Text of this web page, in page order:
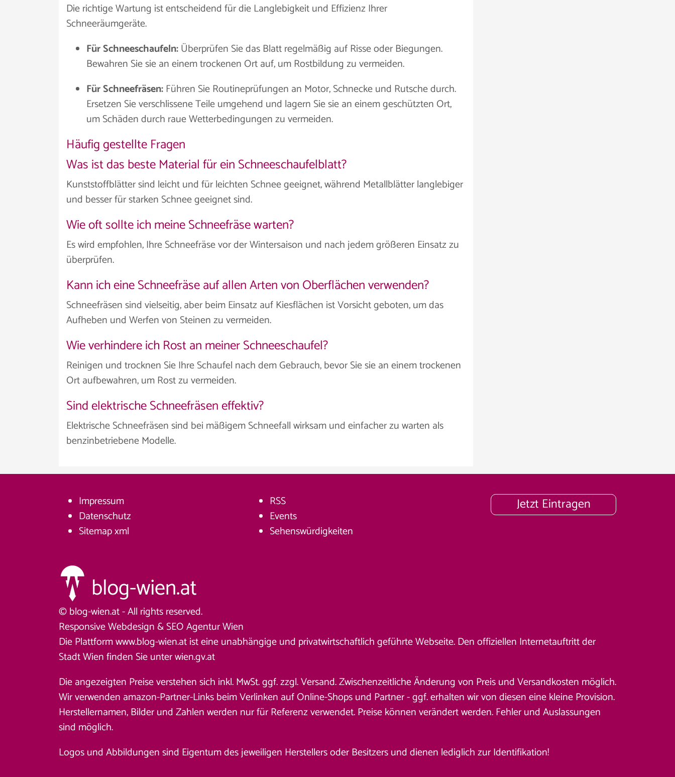
Die richtige Wartung ist entscheidend für die Langlebigkeit und Effizienz Ihrer
Schneeräumgeräte.
Für Schneeschaufeln:Überprüfen Sie das Blatt regelmäßig auf Risse oder Biegungen.
Bewahren Sie sie an einem trockenen Ort auf, um Rostbildung zu vermeiden.
Für Schneefräsen: Führen Sie Routineprüfungen an Motor, Schnecke und Rutsche durch.
Ersetzen Sie verschlissene Teile umgehend und lagern Sie sie an einem geschützten Ort,
um Schäden durch raue Wetterbedingungen zu vermeiden.
Häufig gestellte Fragen
Was ist das beste Material für ein Schneeschaufelblatt?
Kunststoffblätter sind leicht und für leichten Schnee geeignet, während Metallblätter langlebiger
und besser für starken Schnee geeignet sind.
Wie oft sollte ich meine Schneefräse warten?
Es wird empfohlen, Ihre Schneefräse vor der Wintersaison und nach jedem größeren Einsatz zu
überprüfen.
Kann ich eine Schneefräse auf allen Arten von Oberflächen verwenden?
Schneefräsen sind vielseitig, aber beim Einsatz auf Kiesflächen ist Vorsicht geboten, um das
Aufheben und Werfen von Steinen zu vermeiden.
Wie verhindere ich Rost an meiner Schneeschaufel?
Reinigen und trocknen Sie Ihre Schaufel nach dem Gebrauch, bevor Sie sie an einem trockenen
Ort aufbewahren, um Rost zu vermeiden.
Sind elektrische Schneefräsen effektiv?
Elektrische Schneefräsen sind bei mäßigem Schneefall wirksam und einfacher zu warten als
benzinbetriebene Modelle.
Impressum
Datenschutz
Sitemapxml
RSS
Events
Sehenswürdigkeiten
Jetzt Eintragen
© blog-wien.at - All rights reserved.
Responsive Webdesign &SEO Agentur Wien
Die Plattform www.blog-wien.at ist eine unabhängige und privatwirtschaftlich geführte Webseite. Den offiziellen Internetauftritt der
Stadt Wien finden Sie unterwien.gv.at
Die angezeigten Preise verstehen sich inkl. MwSt. ggf. zzgl. Versand. Zwischenzeitliche Änderung von Preis und Versandkosten möglich.
Wir verwenden amazon-Partner-Links beim Verlinken auf Online-Shops und Partner - ggf. erhalten wir von diesen eine kleine Provision.
Herstellernamen, Bilder und Zahlen werden nur für Referenz verwendet. Preise können verändert werden. Fehler und Auslassungen
sind möglich.
Logos und Abbildungen sind Eigentum des jeweiligen Herstellers oder Besitzers und dienen lediglich zur Identifikation!